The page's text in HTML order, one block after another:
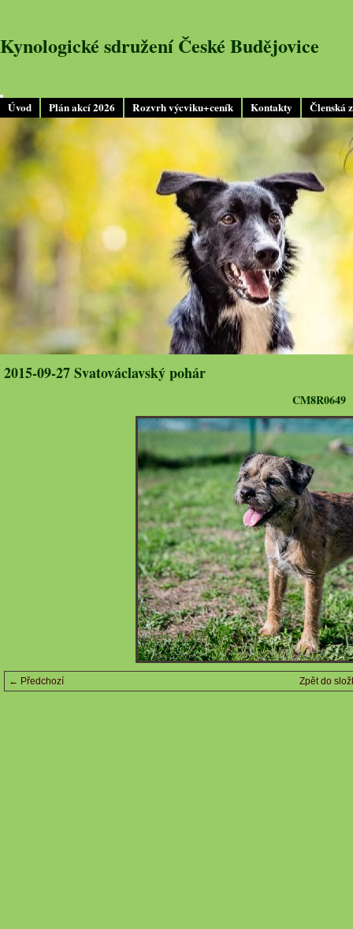
Úvod Plán akcí 2026 Rozvrh výcviku+ceník Kontakty Členská
Kynologické sdružení České Budějovice
2015-09-27 Svatováclavský pohár
CM8R0649
← Předchozí Zpět do